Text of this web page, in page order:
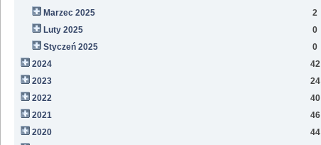
Marzec 2025
2
Luty 2025
0
Styczeń 2025
0
2024
42
2023
24
2022
40
2021
46
2020
44